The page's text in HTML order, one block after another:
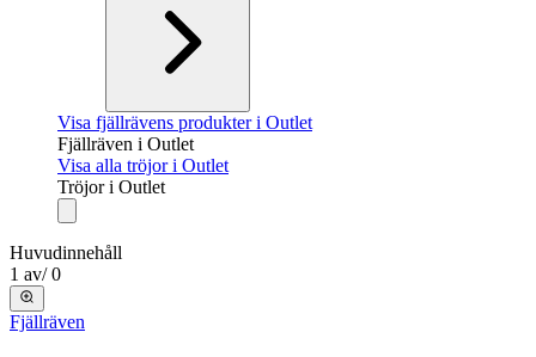
Visa fjällrävens produkter i Outlet
Fjällräven i Outlet
Visa alla tröjor i Outlet
Tröjor i Outlet
Huvudinnehåll
1 av/ 0
Fjällräven